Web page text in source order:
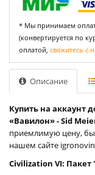
* Мы принимаем
(конвертируется по
оплатой, свяжитесь с
Описание
Купить на аккаунт
«Вавилон» - Sid
приемлимую цену,
нашем сайте
Civilization VI: